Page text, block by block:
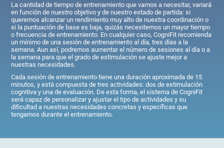
La cantidad de tiempo de entrenamiento que vamos a necesitar, variará
en función de nuestro objetivo y de nuestro estado de partida: si
queremos alcanzar un rendimiento muy alto de nuestra coordinación o
si la puntuación de base es baja, quizás necesitemos un mayor tiempo
o frecuencia de entrenamiento. En cualquier caso, CogniFit recomienda
un mínimo de una sesión de entrenamiento al día, tres días a la
semana. Aun así, podremos aumentar el número de sesiones al día o a
la semana para que el grado de estimulación se ajuste mejor a
nuestras necesidades.
Cada sesión de entrenamiento tiene una duración aproximada de 15
minutos, y está compuesta de tres actividades: dos de estimulación
cognitiva y una de evaluación. De esta forma, el sistema de CogniFit
será capaz de personalizar y ajustar el tipo de actividades y su
dificultad a nuestras necesidades concretas y específicas que
tengamos durante el entrenamiento.